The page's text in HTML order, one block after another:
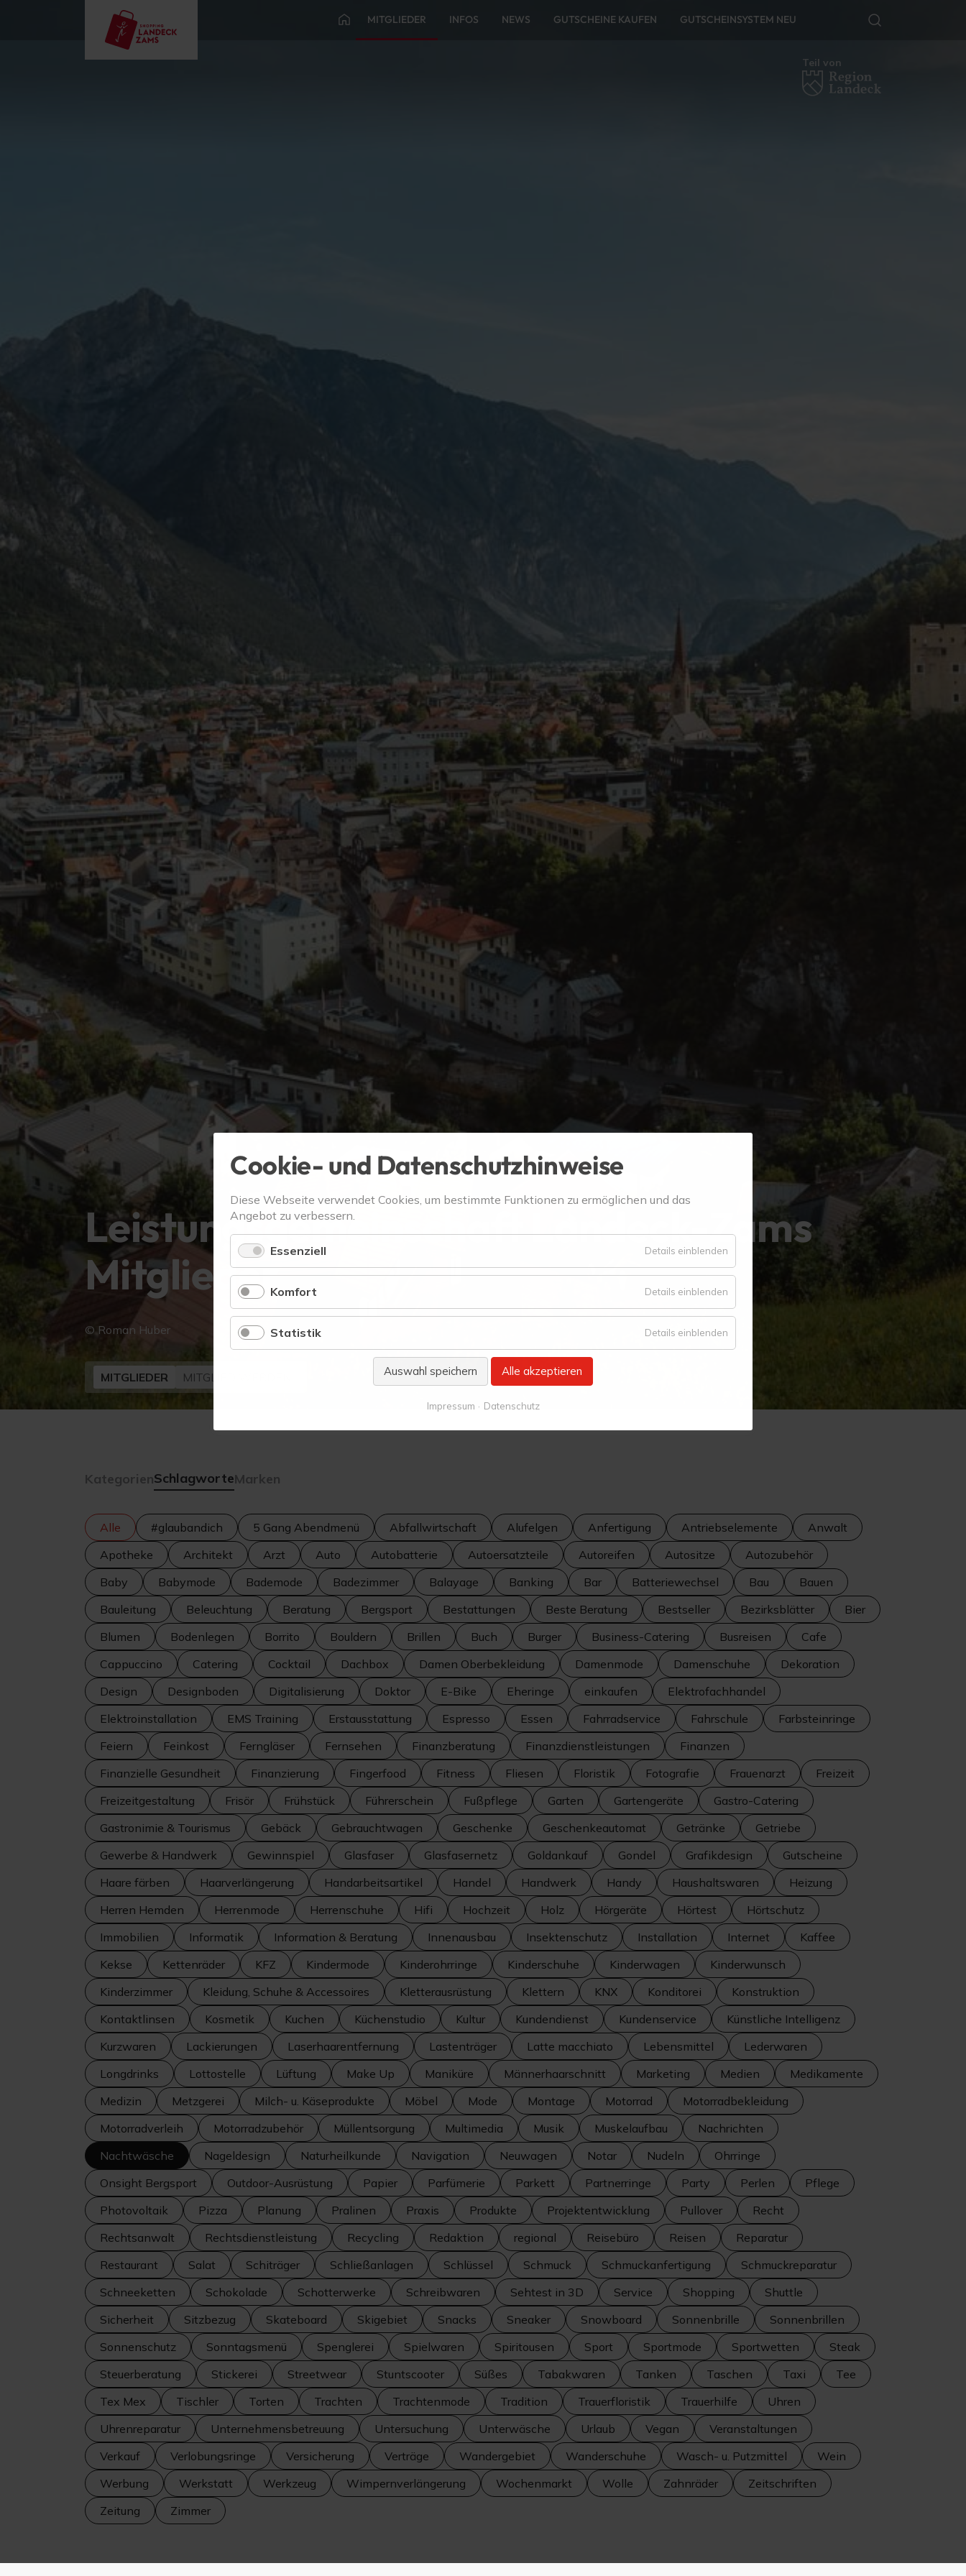
MITGLIEDER INFOS NEWS GUTSCHEINE KAUFEN GUTSCHEINSYSTEM NEU
Teil von
Leistungsgemeinschaft Landeck-Zams
Mitglieder
© Roman Huber
MITGLIEDER MITGLIED WERDEN
KategorienSchlagworteMarken
Alle #glaubandich 5 Gang Abendmenü Abfallwirtschaft Alufelgen Anfertigung Antriebselemente
Anwalt
Apotheke
Architekt Arzt Auto Autobatterie Autoersatzteile Autoreifen Autositze
Autozubehör
Baby
Babymode Bademode Badezimmer Balayage Banking Bar Batteriewechsel Bau
Bauen
Bauleitung
Beleuchtung Beratung Bergsport Bestattungen Beste Beratung Bestseller Bezirksblätter
Bier
Blumen
Bodenlegen Borrito Bouldern Brillen Buch Burger Business-Catering Busreisen
Cafe
Cappuccino
Catering Cocktail Dachbox Damen Oberbekleidung Damenmode Damenschuhe
Dekoration
Design
Designboden Digitalisierung Doktor E-Bike Eheringe einkaufen
Elektrofachhandel
Elektroinstallation
EMS Training Erstausstattung Espresso Essen Fahrradservice Fahrschule
Farbsteinringe
Feiern
Feinkost Ferngläser Fernsehen Finanzberatung Finanzdienstleistungen
Finanzen
Finanzielle Gesundheit
Finanzierung Fingerfood Fitness Fliesen Floristik Fotografie Frauenarzt
Freizeit
Freizeitgestaltung
Frisör Frühstück Führerschein Fußpflege Garten Gartengeräte
Gastro-Catering
Gastronimie & Tourismus
Gebäck Gebrauchtwagen Geschenke Geschenkeautomat Getränke
Getriebe
Gewerbe & Handwerk
Gewinnspiel Glasfaser Glasfasernetz Goldankauf Gondel Grafikdesign
Gutscheine
Haare färben
Haarverlängerung Handarbeitsartikel Handel Handwerk Handy Haushaltswaren
Heizung
Herren Hemden
Herrenmode Herrenschuhe Hifi Hochzeit Holz Hörgeräte Hörtest
Hörtschutz
Immobilien
Informatik Information & Beratung Innenausbau Insektenschutz Installation Internet
Kaffee
Kekse
Kettenräder KFZ Kindermode Kinderohrringe Kinderschuhe Kinderwagen
Kinderwunsch
Kinderzimmer
Kleidung, Schuhe & Accessoires Kletterausrüstung Klettern KNX Konditorei
Konstruktion
Kontaktlinsen
Kosmetik Kuchen Küchenstudio Kultur Kundendienst Kundenservice
Künstliche Intelligenz
Kurzwaren
Lackierungen Laserhaarentfernung Lastenträger Latte macchiato Lebensmittel
Lederwaren
Longdrinks
Lottostelle Lüftung Make Up Maniküre Männerhaarschnitt Marketing Medien
Medikamente
Medizin
Metzgerei Milch- u. Käseprodukte Möbel Mode Montage Motorrad
Motorradbekleidung
Motorradverleih
Motorradzubehör Müllentsorgung Multimedia Musik Muskelaufbau
Nachrichten
Nachtwäsche
Nageldesign Naturheilkunde Navigation Neuwagen Notar Nudeln
Ohrringe
Onsight Bergsport
Outdoor-Ausrüstung Papier Parfümerie Parkett Partnerringe Party Perlen
Pflege
Photovoltaik
Pizza Planung Pralinen Praxis Produkte Projektentwicklung Pullover
Recht
Rechtsanwalt
Rechtsdienstleistung Recycling Redaktion regional Reisebüro Reisen
Reparatur
Restaurant
Salat Schiträger Schließanlagen Schlüssel Schmuck Schmuckanfertigung
Schmuckreparatur
Schneeketten
Schokolade Schotterwerke Schreibwaren Sehtest in 3D Service Shopping
Shuttle
Sicherheit
Sitzbezug Skateboard Skigebiet Snacks Sneaker Snowboard Sonnenbrille
Sonnenbrillen
Sonnenschutz
Sonntagsmenü Spenglerei Spielwaren Spiritousen Sport Sportmode Sportwetten
Steak
Steuerberatung
Stickerei Streetwear Stuntscooter Süßes Tabakwaren Tanken Taschen Taxi
Tee
Tex Mex
Tischler Torten Trachten Trachtenmode Tradition Trauerfloristik Trauerhilfe
Uhren
Uhrenreparatur
Unternehmensbetreuung Untersuchung Unterwäsche Urlaub Vegan
Veranstaltungen
Verkauf
Verlobungsringe Versicherung Verträge Wandergebiet Wanderschuhe Wasch- u. Putzmittel
Wein
Werbung
Werkstatt Werkzeug Wimpernverlängerung Wochenmarkt Wolle Zahnräder
Zeitschriften
Zeitung
Zimmer
Cookie- und Datenschutzhinweise
Diese Webseite verwendet Cookies, um bestimmte Funktionen zu ermöglichen und das
Angebot zu verbessern.
Essenziell Details einblenden
Essenziell
Komfort Details einblenden
Komfort
Statistik Details einblenden
Statistik
Auswahl speichern Alle akzeptieren
Impressum Datenschutz